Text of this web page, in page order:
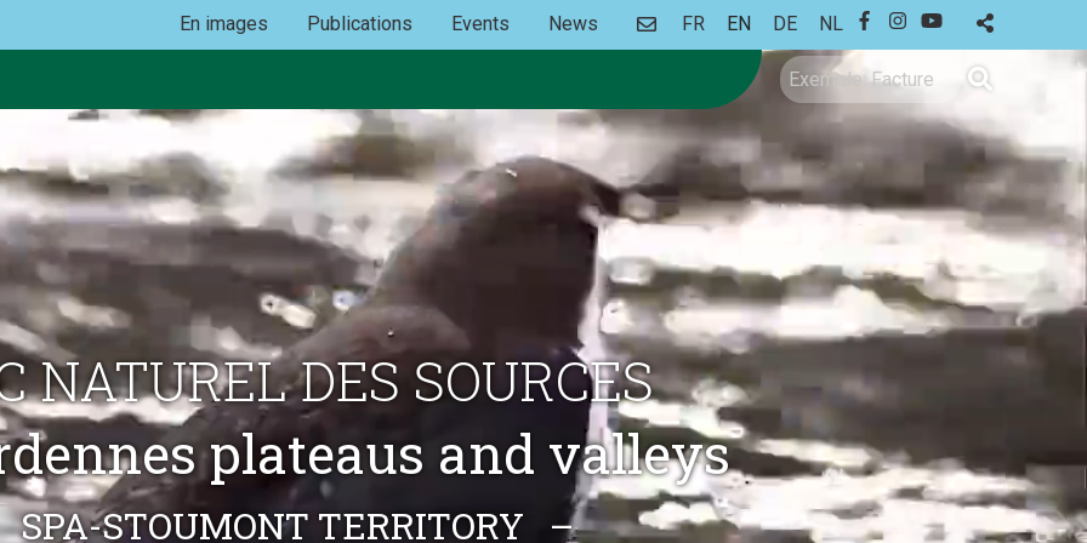
Search
En images Publications Events News CONTACT
FR EN DE NL
FACEBOOK
INSTAGRAM
YOUTUBE
NATUREL DES SOURCES
plateaus and valleys
STOUMONT TERRITORY –